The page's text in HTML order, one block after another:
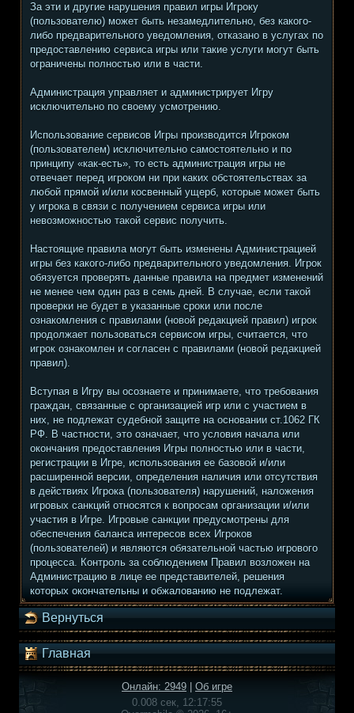
За эти и другие нарушения правил игры Игроку
(пользователю) может быть незамедлительно, без какого-
либо предварительного уведомления, отказано в услугах по
предоставлению сервиса игры или такие услуги могут быть
ограничены полностью или в части.
Администрация управляет и администрирует Игру
исключительно по своему усмотрению.
Использование сервисов Игры производится Игроком
(пользователем) исключительно самостоятельно и по
принципу «как-есть», то есть администрация игры не
отвечает перед игроком ни при каких обстоятельствах за
любой прямой и/или косвенный ущерб, которые может быть
у игрока в связи с получением сервиса игры или
невозможностью такой сервис получить.
Настоящие правила могут быть изменены Администрацией
игры без какого-либо предварительного уведомления. Игрок
обязуется проверять данные правила на предмет изменений
не менее чем один раз в семь дней. В случае, если такой
проверки не будет в указанные сроки или после
ознакомления с правилами (новой редакцией правил) игрок
продолжает пользоваться сервисом игры, считается, что
игрок ознакомлен и согласен с правилами (новой редакцией
правил).
Вступая в Игру вы осознаете и принимаете, что требования
граждан, связанные с организацией игр или с участием в
них, не подлежат судебной защите на основании ст.1062 ГК
РФ. В частности, это означает, что условия начала или
окончания предоставления Игры полностью или в части,
регистрации в Игре, использования ее базовой и/или
расширенной версии, определения наличия или отсутствия
в действиях Игрока (пользователя) нарушений, наложения
игровых санкций относятся к вопросам организации и/или
участия в Игре. Игровые санкции предусмотрены для
обеспечения баланса интересов всех Игроков
(пользователей) и являются обязательной частью игрового
процесса. Контроль за соблюдением Правил возложен на
Администрацию в лице ее представителей, решения
которых окончательны и обжалованию не подлежат.
Вернуться
Главная
Онлайн: 2949
Об игре
0.008 сек, 12:17:55